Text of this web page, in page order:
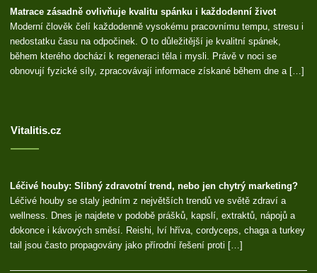
Matrace zásadně ovlivňuje kvalitu spánku i každodenní život
Moderní člověk čelí každodenně vysokému pracovnímu tempu, stresu i
nedostatku času na odpočinek. O to důležitější je kvalitní spánek,
během kterého dochází k regeneraci těla i mysli. Právě v noci se
obnovují fyzické síly, zpracovávají informace získané během dne a […]
Vitalitis.cz
Léčivé houby: Slibný zdravotní trend, nebo jen chytrý marketing?
Léčivé houby se staly jedním z největších trendů ve světě zdraví a
wellness. Dnes je najdete v podobě prášků, kapslí, extraktů, nápojů a
dokonce i kávových směsí. Reishi, lví hříva, cordyceps, chaga a turkey
tail jsou často propagovány jako přírodní řešení proti […]